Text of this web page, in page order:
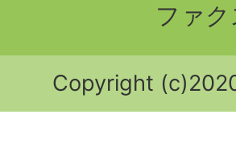
ファク
Copyright